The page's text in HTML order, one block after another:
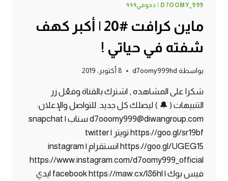
D7OOMY_999 | دحومي٩٩٩
ماين كرافت #20 | أكبر كهف
شفته في حياتي !
بواسطة d7oomy999hd 8 أكتوبر، 2019
شكرا على المشاهده , اشترك بالقناة وفعّل زر
التنبيهات ( 🔔 ) ليصلك كل جديد. للتواصل والإعلان:
d7ooomy999@diwangroup.com سناب | snapchat
https://goo.gl/sr19bf تويتر | twitter
https://goo.gl/UGEG15 انستقرام | instagram
https://www.instagram.com/d7oomy999_official
فيس بوك | facebook https://maw.cx/l86hl ايدي